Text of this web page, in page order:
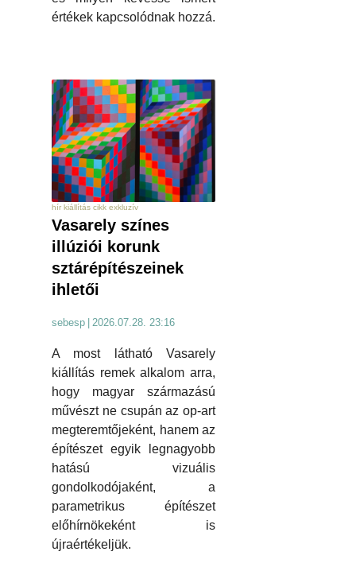
értékek kapcsolódnak hozzá.
hír kiállítás cikk exkluzív
Vasarely színes
illúziói korunk
sztárépítészeinek
ihletői
sebesp 2026.07.28. 23:16
A most látható Vasarely
kiállítás remek alkalom arra,
hogy magyar származású
művészt ne csupán az op-art
megteremtőjeként, hanem az
építészet egyik legnagyobb
hatású vizuális
gondolkodójaként, a
parametrikus építészet
előhírnökeként is
újraértékeljük.